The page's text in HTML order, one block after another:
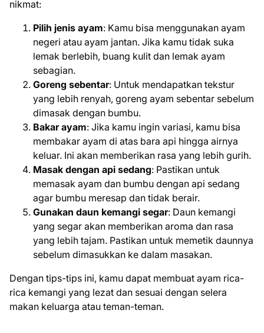
nikmat:
Pilih jenis ayam: Kamu bisa menggunakan ayam
negeri atau ayam jantan. Jika kamu tidak suka
lemak berlebih, buang kulit dan lemak ayam
sebagian.
Goreng sebentar: Untuk mendapatkan tekstur
yang lebih renyah, goreng ayam sebentar sebelum
dimasak dengan bumbu.
Bakar ayam: Jika kamu ingin variasi, kamu bisa
membakar ayam di atas bara api hingga airnya
keluar. Ini akan memberikan rasa yang lebih gurih.
Masak dengan api sedang: Pastikan untuk
memasak ayam dan bumbu dengan api sedang
agar bumbu meresap dan tidak berair.
Gunakan daun kemangi segar: Daun kemangi
yang segar akan memberikan aroma dan rasa
yang lebih tajam. Pastikan untuk memetik daunnya
sebelum dimasukkan ke dalam masakan.
Dengan tips-tips ini, kamu dapat membuat ayam rica-
rica kemangi yang lezat dan sesuai dengan selera
makan keluarga atau teman-teman.